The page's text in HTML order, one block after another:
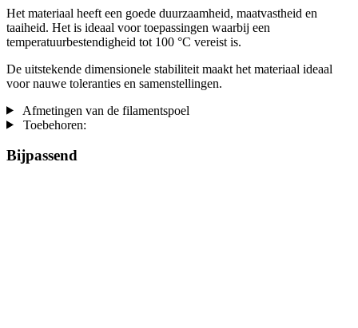
Het materiaal heeft een goede duurzaamheid, maatvastheid en
taaiheid. Het is ideaal voor toepassingen waarbij een
temperatuurbestendigheid tot 100 °C vereist is.
De uitstekende dimensionele stabiliteit maakt het materiaal ideaal
voor nauwe toleranties en samenstellingen.
Afmetingen van de filamentspoel
Toebehoren:
Bijpassend